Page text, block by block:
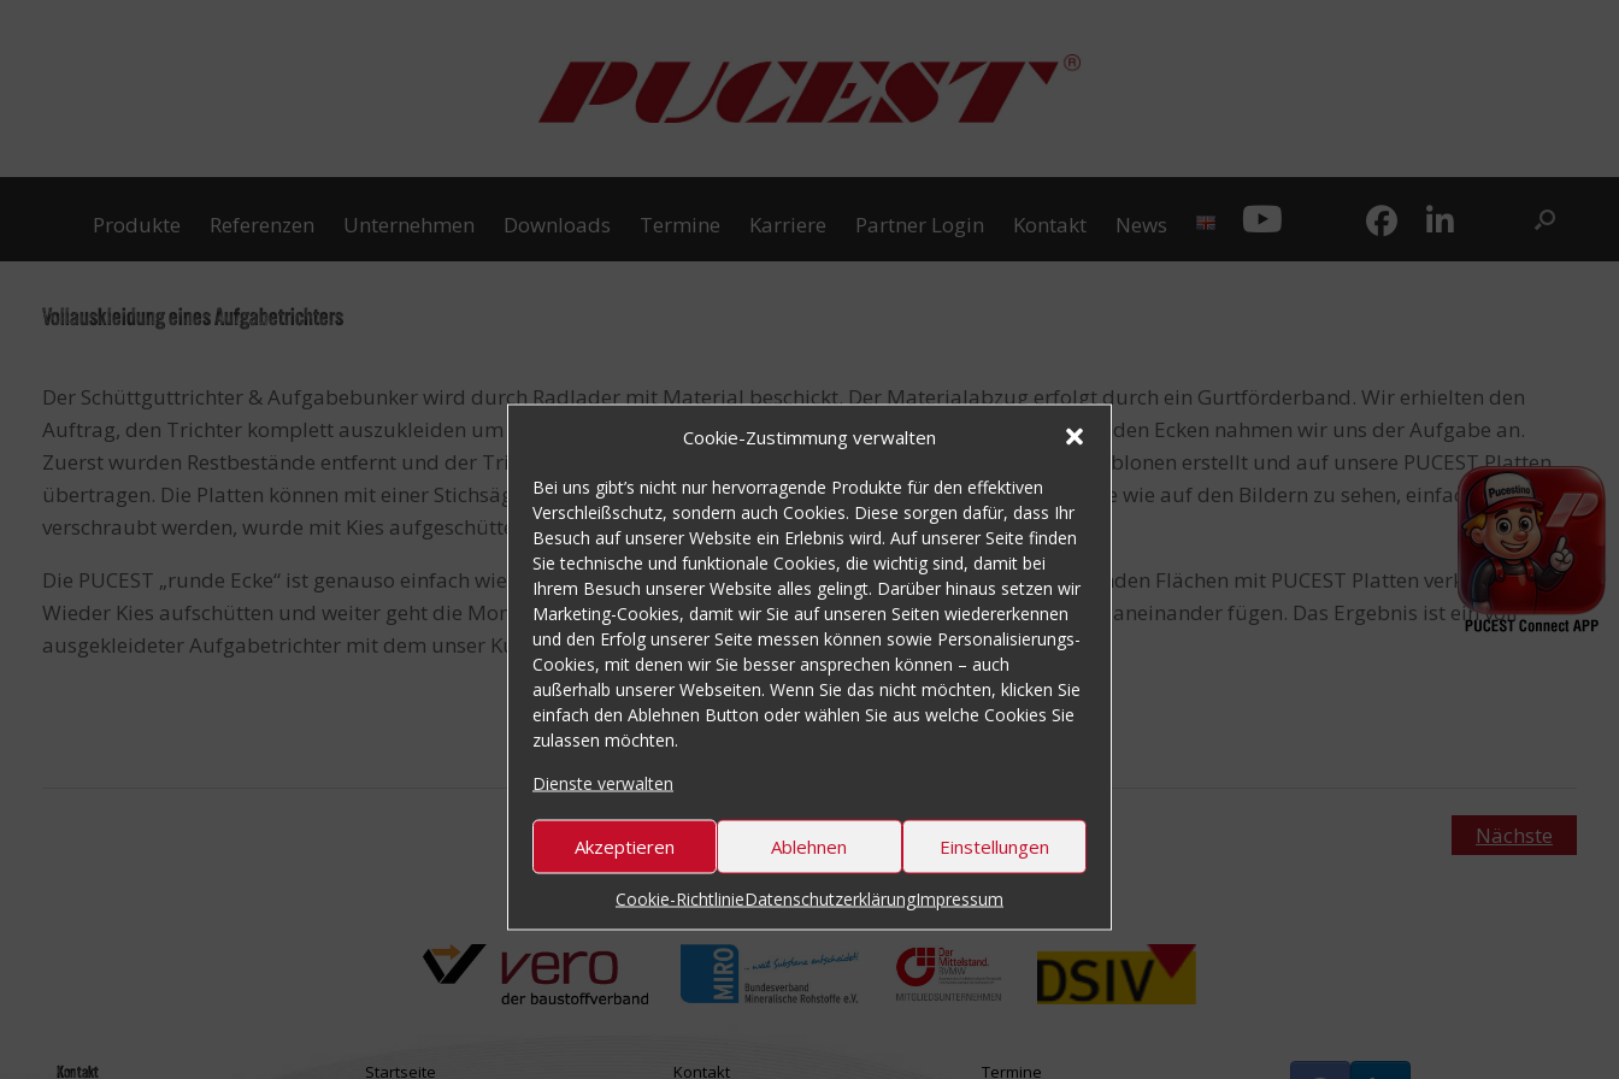
Cookie-Zustimmung verwalten
Bei uns gibt’s nicht nur hervorragende Produkte für den effektiven
Verschleißschutz, sondern auch Cookies. Diese sorgen dafür, dass Ihr
Besuch auf unserer Website ein Erlebnis wird. Auf unserer Seite finden
Sie technische und funktionale Cookies, die wichtig sind, damit bei
Ihrem Besuch unserer Website alles gelingt. Darüber hinaus setzen wir
Marketing-Cookies, damit wir Sie auf unseren Seiten wiedererkennen
und den Erfolg unserer Seite messen können sowie Personalisierungs-
Cookies, mit denen wir Sie besser ansprechen können – auch
außerhalb unserer Webseiten. Wenn Sie das nicht möchten, klicken Sie
einfach den Ablehnen Button oder wählen Sie aus welche Cookies Sie
zulassen möchten.
Dienste verwalten
Akzeptieren Ablehnen Einstellungen
Cookie-RichtlinieDatenschutzerklärungImpressum
Produkte Referenzen Unternehmen Downloads Termine Karriere Partner Login Kontakt News
Vollauskleidung eines Aufgabetrichters
Der Schüttguttrichter & Aufgabebunker wird durch Radlader mit Material beschickt. Der Materialabzug erfolgt durch ein Gurtförderband. Wir erhielten den
Auftrag, den Trichter komplett auszukleiden um größeren Verschleiß zu verhindern. Mit PUCEST Platten und runden Ecken nahmen wir uns der Aufgabe an.
Zuerst wurden Restbestände entfernt und der Trichter gesäubert. Für die passgenaue Auskleidung wurden Schablonen erstellt und auf unsere PUCEST Platten
übertragen. Die Platten können mit einer Stichsäge perfekt zugeschnitten werden. Nach den ersten Einbauten, die wie auf den Bildern zu sehen, einfach
verschraubt werden, wurde mit Kies aufgeschüttet um eine Standfläche für die weitere Bearbeitung zu erhalten.
Die PUCEST „runde Ecke“ ist genauso einfach wie die Platten einzuschrauben. Nun wurden die dazwischen liegenden Flächen mit PUCEST Platten verkleidet.
Wieder Kies aufschütten und weiter geht die Montage. Die PUCEST runden Ecken und Platten lassen sich nahtlos aneinander fügen. Das Ergebnis ist ein voll
ausgekleideter Aufgabetrichter mit dem unser Kunde nun seit über 3 Jahren sehr zufrieden ist.
Nächste
Kontakt Startseite Kontakt Termine